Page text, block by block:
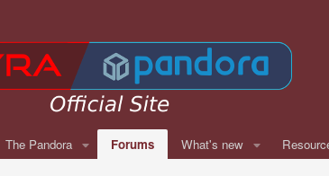
The Pandora Forums What's new